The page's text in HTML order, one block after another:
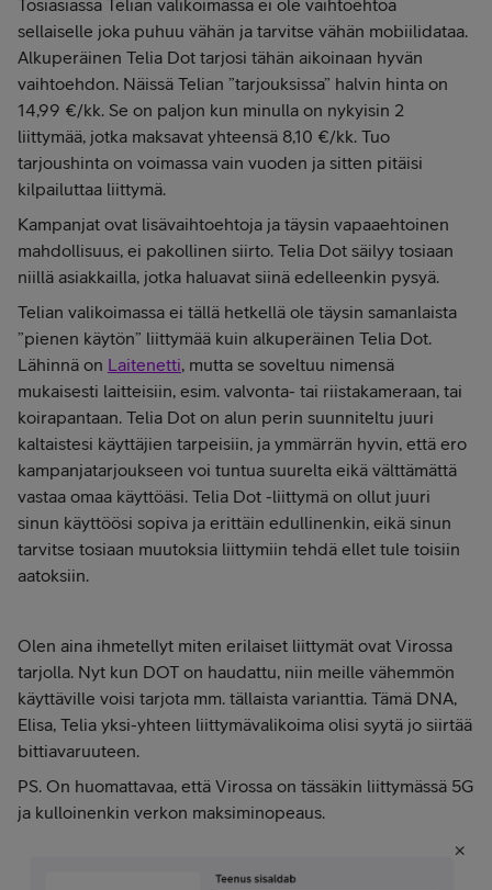
Tosiasiassa Telian valikoimassa ei ole vaihtoehtoa
sellaiselle joka puhuu vähän ja tarvitse vähän mobiilidataa.
Alkuperäinen Telia Dot tarjosi tähän aikoinaan hyvän
vaihtoehdon. Näissä Telian ”tarjouksissa” halvin hinta on
14,99 €/kk. Se on paljon kun minulla on nykyisin 2
liittymää, jotka maksavat yhteensä 8,10 €/kk. Tuo
tarjoushinta on voimassa vain vuoden ja sitten pitäisi
kilpailuttaa liittymä.
Kampanjat ovat lisävaihtoehtoja ja täysin vapaaehtoinen
mahdollisuus, ei pakollinen siirto. Telia Dot säilyy tosiaan
niillä asiakkailla, jotka haluavat siinä edelleenkin pysyä.
Telian valikoimassa ei tällä hetkellä ole täysin samanlaista
”pienen käytön” liittymää kuin alkuperäinen Telia Dot.
Lähinnä on Laitenetti, mutta se soveltuu nimensä
mukaisesti laitteisiin, esim. valvonta- tai riistakameraan, tai
koirapantaan. Telia Dot on alun perin suunniteltu juuri
kaltaistesi käyttäjien tarpeisiin, ja ymmärrän hyvin, että ero
kampanjatarjoukseen voi tuntua suurelta eikä välttämättä
vastaa omaa käyttöäsi. Telia Dot -liittymä on ollut juuri
sinun käyttöösi sopiva ja erittäin edullinenkin, eikä sinun
tarvitse tosiaan muutoksia liittymiin tehdä ellet tule toisiin
aatoksiin.
Olen aina ihmetellyt miten erilaiset liittymät ovat Virossa
tarjolla. Nyt kun DOT on haudattu, niin meille vähemmön
käyttäville voisi tarjota mm. tällaista varianttia. Tämä DNA,
Elisa, Telia yksi-yhteen liittymävalikoima olisi syytä jo siirtää
bittiavaruuteen.
PS. On huomattavaa, että Virossa on tässäkin liittymässä 5G
ja kulloinenkin verkon maksiminopeaus.